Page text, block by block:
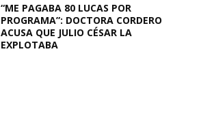
“ME PAGABA 80 LUCAS POR
PROGRAMA”: DOCTORA CORDERO
ACUSA QUE JULIO CÉSAR LA
EXPLOTABA